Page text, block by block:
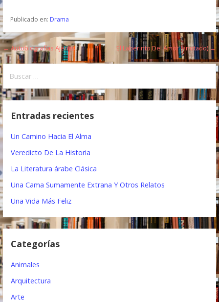
Publicado en: Drama
N
a
v
e
a
ó
d
n
← Autobiografías Ajenas El Laberinto Del Amor (anotado) →
s
Entradas recientes
Un Camino Hacia El Alma
Veredicto De La Historia
La Literatura árabe Clásica
Una Cama Sumamente Extrana Y Otros Relatos
Una Vida Más Feliz
Categorías
Animales
Arquitectura
Arte